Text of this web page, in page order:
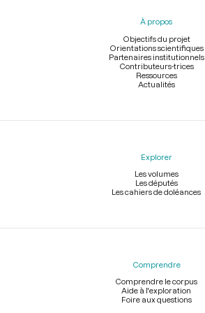
À propos
Objectifs du projet
Orientations scientifiques
Partenaires institutionnels
Contributeurs-trices
Ressources
Actualités
Explorer
Les volumes
Les députés
Les cahiers de doléances
Comprendre
Comprendre le corpus
Aide à l'exploration
Foire aux questions